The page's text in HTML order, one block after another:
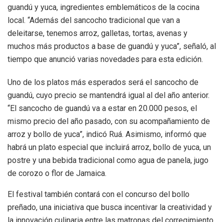
guandú y yuca, ingredientes emblemáticos de la cocina
local. “Además del sancocho tradicional que van a
deleitarse, tenemos arroz, galletas, tortas, avenas y
muchos más productos a base de guandú y yuca”, señaló, al
tiempo que anunció varias novedades para esta edición.
Uno de los platos más esperados será el sancocho de
guandú, cuyo precio se mantendrá igual al del año anterior.
“El sancocho de guandú va a estar en 20.000 pesos, el
mismo precio del año pasado, con su acompañamiento de
arroz y bollo de yuca”, indicó Ruá. Asimismo, informó que
habrá un plato especial que incluirá arroz, bollo de yuca, un
postre y una bebida tradicional como agua de panela, jugo
de corozo o flor de Jamaica.
El festival también contará con el concurso del bollo
preñado, una iniciativa que busca incentivar la creatividad y